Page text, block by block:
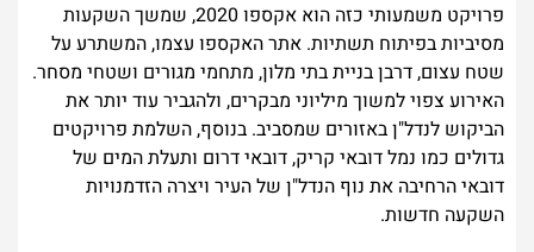
פרויקט משמעותי כזה הוא אקספו 2020, שמשך השקעות
מסיביות בפיתוח תשתיות. אתר האקספו עצמו, המשתרע על
שטח עצום, דרבן בניית בתי מלון, מתחמי מגורים ושטחי מסחר.
האירוע צפוי למשוך מיליוני מבקרים, ולהגביר עוד יותר את
הביקוש לנדל"ן באזורים שמסביב. בנוסף, השלמת פרויקטים
גדולים כמו נמל דובאי קריק, דובאי דרום ותעלת המים של
דובאי הרחיבה את נוף הנדל"ן של העיר ויצרה הזדמנויות
השקעה חדשות.